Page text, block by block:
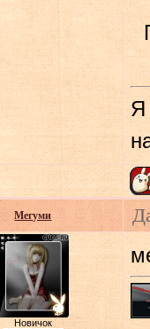
Я
Мегуми
Новичок